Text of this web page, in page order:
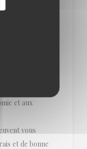
propose les
du monde. Notre
à
et aux
vous
et de bonne